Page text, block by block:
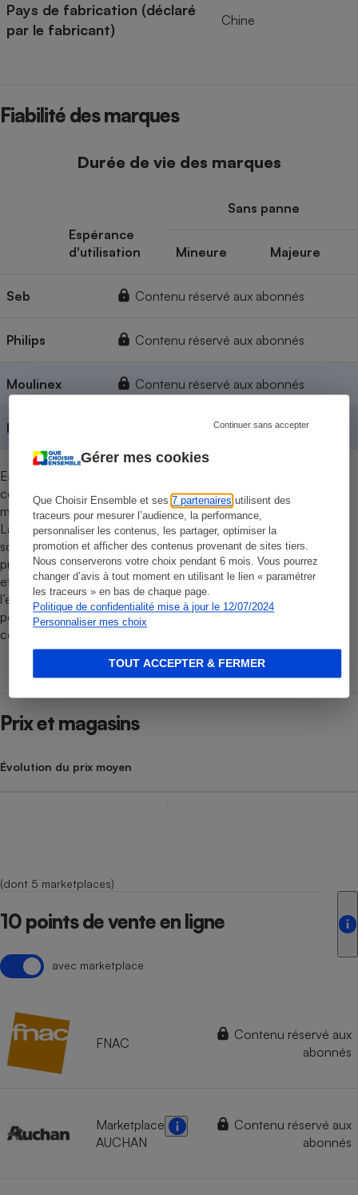
Gérer mes cookies
Que Choisir Ensemble et ses7 partenaires utilisent des
traceurs pour mesurer l’audience, la performance,
personnaliser les contenus, les partager, optimiser la
promotion et afficher des contenus provenant de sites tiers.
Nous conserverons votre choix pendant 6 mois. Vous pourrez
changer d’avis à tout moment en utilisant le lien « paramétrer
les traceurs » en bas de chaque page.
Politique de confidentialité mise à jour le 12/07/2024
Personnaliser mes choix
Continuer sans accepter
TOUT ACCEPTER & FERMER
Pays de fabrication (déclaré
par le fabricant)
Chine
Fiabilité des marques
Durée de vie des marques
Espérance
d'utilisation
Sans panne
Mineure Majeure
Seb Contenu réservé aux abonnés
Philips Contenu réservé aux abonnés
Moulinex Contenu réservé aux abonnés
Moyennes Contenu réservé aux abonnés
En février 2025, une enquête a été réalisée auprès de 1 947
consommateurs européens pour connaître la fiabilité des
marques d'airfryers.
La durée de vie et l’espérance de vie sans pannes d’un produit
sont calculées à partir de la probabilité de fin de vie ou de la
probabilité de pannes à chaque âge de l’appareil (1 an, 2 ans,
etc.). Cette méthode est celle actuellement en usage pour
l’estimation de l’espérance de vie à la naissance de la
population. Les appareils de seconde main ne sont pas pris en
compte.
Prix et magasins
Évolution du prix moyen
(dont 5 marketplaces)
10 points de vente en ligne
avec marketplace
FNAC
Contenu réservé aux
abonnés
Marketplace
AUCHAN
Contenu réservé aux
abonnés